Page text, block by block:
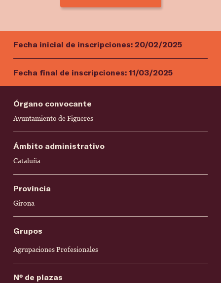
Fecha inicial de inscripciones: 20/02/2025
Fecha final de inscripciones: 11/03/2025
Órgano convocante
Ayuntamiento de Figueres
Ámbito administrativo
Cataluña
Provincia
Girona
Grupos
Agrupaciones Profesionales
Nº de plazas